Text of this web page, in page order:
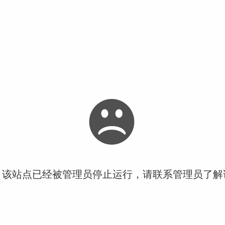
站点已经被管理员停止运行，请联系管理员了